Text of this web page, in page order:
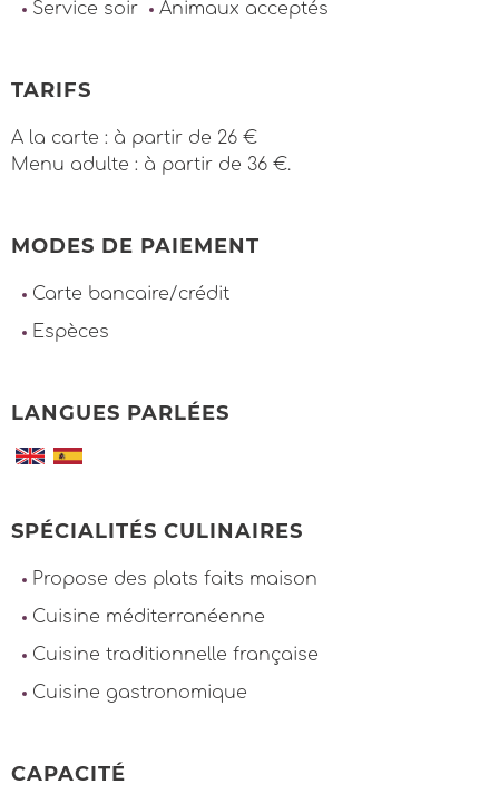
Service soir Animaux acceptés
TARIFS
A la carte : à partir de 26 €
Menu adulte : à partir de 36 €.
MODES DE PAIEMENT
Carte bancaire/crédit
Espèces
LANGUES PARLÉES
SPÉCIALITÉS CULINAIRES
Propose des plats faits maison
Cuisine méditerranéenne
Cuisine traditionnelle française
Cuisine gastronomique
CAPACITÉ